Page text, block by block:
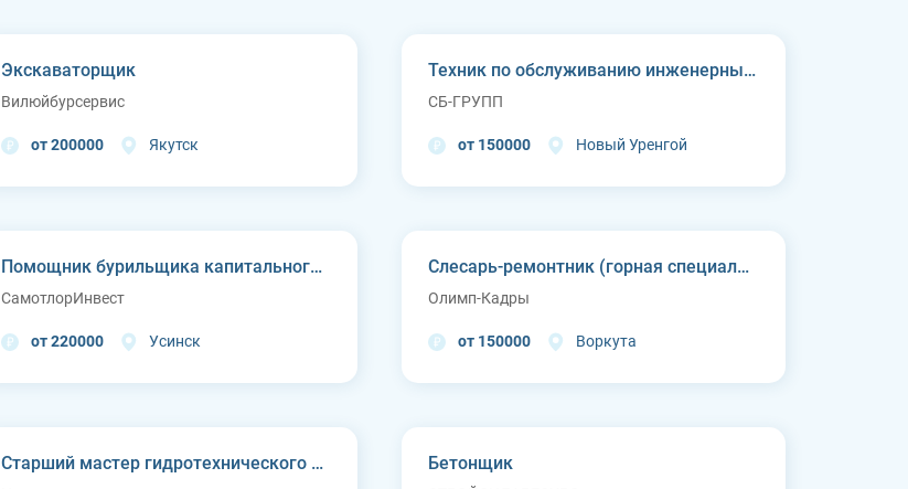
Экскаваторщик
Вилюйбурсервис
от 200000 Якутск
Техник по обслуживанию инженерных систем
СБ-ГРУПП
от 150000 Новый Уренгой
Помощник бурильщика капитального ремонта скважин (КРС)
СамотлорИнвест
от 220000 Усинск
Слесарь-ремонтник (горная специальная техника)
Олимп-Кадры
от 150000 Воркута
Старший мастер гидротехнического цеха Курейской ГЭС (п. Светлогорск) Бетонщик